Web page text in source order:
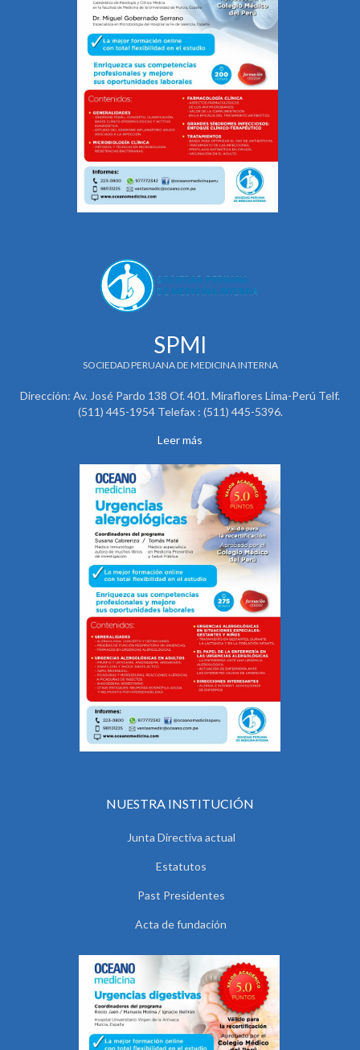
SPMI
SOCIEDAD PERUANA DE MEDICINA INTERNA
Dirección: Av. José Pardo 138 Of. 401. Miraflores Lima-Perú Telf.
(511) 445-1954 Telefax : (511) 445-5396.
Leer más
NUESTRA INSTITUCIÓN
Junta Directiva actual
Estatutos
Past Presidentes
Acta de fundación